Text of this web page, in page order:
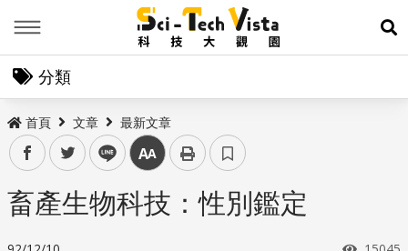
展
分類
首頁 文章 最新文章
facebooktwitter line 中
畜產生物科技：性別鑑定